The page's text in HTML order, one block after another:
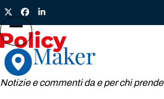
Skip
to
content
TwitterFacebook
LinkedIn
Notizie e commenti da e per chi
Open
mobile
menu
Close
mobile
menu